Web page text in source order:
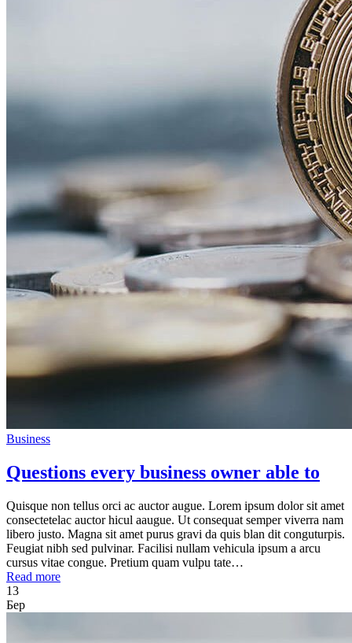
Business
Questions every business owner able to
Quisque non tellus orci ac auctor augue. Lorem ipsum dolor sit amet
consectetelac auctor hicul aaugue. Ut consequat semper viverra nam
libero justo. Magna sit amet purus gravi da quis blan dit conguturpis.
Feugiat nibh sed pulvinar. Facilisi nullam vehicula ipsum a arcu
cursus vitae congue. Pretium quam vulpu tate…
Read more
13
Бер